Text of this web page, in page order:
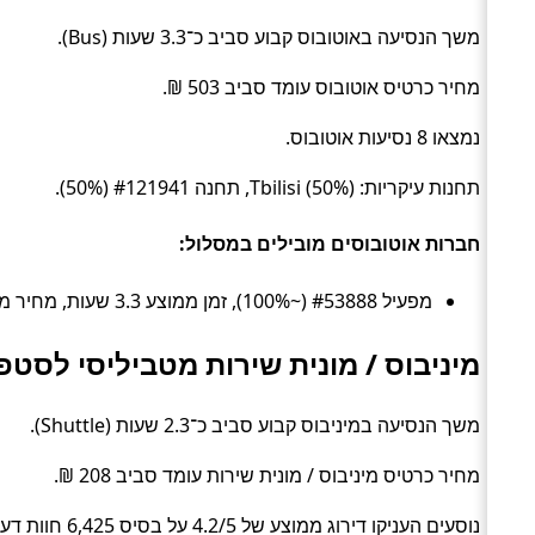
משך הנסיעה באוטובוס קבוע סביב כ־3.3 שעות (Bus).
מחיר כרטיס אוטובוס עומד סביב 503 ₪.
נמצאו 8 נסיעות אוטובוס.
תחנות עיקריות: Tbilisi (50%), תחנה #121941 (50%).
חברות אוטובוסים מובילים במסלול:
מפעיל #53888 (~100%), זמן ממוצע 3.3 שעות, מחיר ממוצע ~503 ₪
מיניבוס / מונית שירות מטביליסי
משך הנסיעה במיניבוס קבוע סביב כ־2.3 שעות (Shuttle).
מחיר כרטיס מיניבוס / מונית שירות עומד סביב 208 ₪.
נוסעים העניקו דירוג ממוצע של 4.2/5 על בסיס 6,425 חוות דעת.